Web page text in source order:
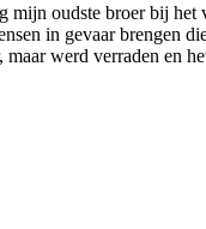
mijn oudste broer bij
in gevaar brengen
werd verraden en